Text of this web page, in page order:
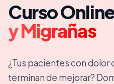
Curso
y Migrañas
¿Tus pacientes con dolor
terminan de mejorar?